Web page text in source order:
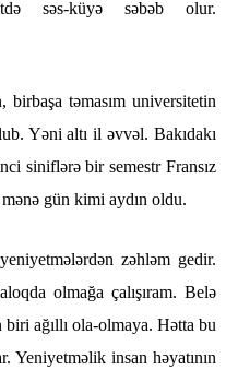
səs-küyə səbəb olur.
birbaşa təmasım universitetin
Yəni altı il əvvəl. Bakıdakı
siniflərə bir semestr Fransız
gün kimi aydın oldu.
zəhləm gedir.
olmağa çalışıram. Belə
ağıllı ola-olmaya. Hətta bu
Yeniyetməlik insan həyatının